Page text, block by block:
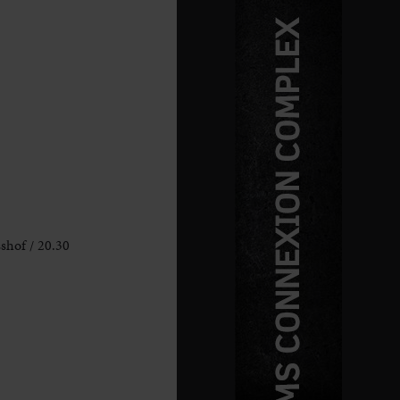
/ 20.30